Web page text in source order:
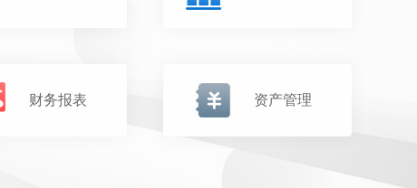
财务报表 资产管理